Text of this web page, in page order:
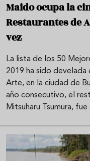
Maido ocupa la
Restaurantes de
vez
La lista de los 50
2019 ha sido develada
Arte, en la ciudad de
año consecutivo, el
Mitsuharu Tsumura,